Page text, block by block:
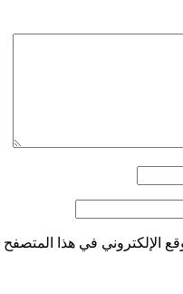
الإلكتروني في هذا المتصفح